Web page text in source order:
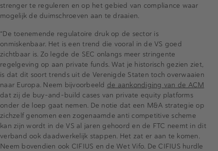
strenger te reguleren en op het gebied van compliance waar
mogelijk de duimschroeven aan te draaien.
“De toenemende regulatoire druk op de sector is
onmiskenbaar. Het is een trend die vooral in de VS goed
zichtbaar is. Zo legde de SEC onlangs meer stringente
regelgeving op aan private funds. Wat je historisch gezien ziet,
is dat dit soort trends uit de Verenigde Staten toch overwaaien
naar Europa. Neem bijvoorbeeld de aankondiging van de ACM
dat zij de buy-and-build cases van private equity platforms
onder de loep gaat nemen. De notie dat een M&A strategie op
zichzelf genomen een zogenaamde anti competitive scheme
kan zijn wordt in de VS al jaren gehoord en de FTC neemt in dit
verband ook daadwerkelijk stappen. Het zat er aan te komen.
Neem bovendien ook CIFIUS en de Wet Vifo. De CIFIUS hurdle